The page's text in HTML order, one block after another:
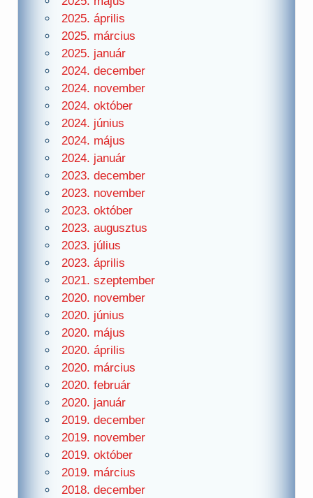
2025. április
2025. március
2025. január
2024. december
2024. november
2024. október
2024. június
2024. május
2024. január
2023. december
2023. november
2023. október
2023. augusztus
2023. július
2023. április
2021. szeptember
2020. november
2020. június
2020. május
2020. április
2020. március
2020. február
2020. január
2019. december
2019. november
2019. október
2019. március
2018. december